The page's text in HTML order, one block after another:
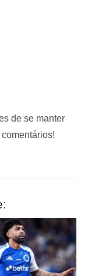
de se manter